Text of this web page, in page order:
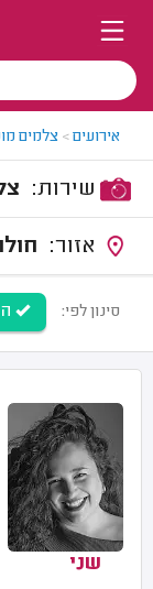
אירועים> צלמים
סינון לפי:
שני